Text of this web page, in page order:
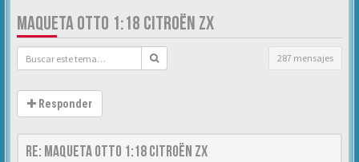
MAQUETA OTTO 1:18 CITROËN ZX
287 mensajes
Responder
Re: MAQUETA OTTO 1:18 CITROËN ZX